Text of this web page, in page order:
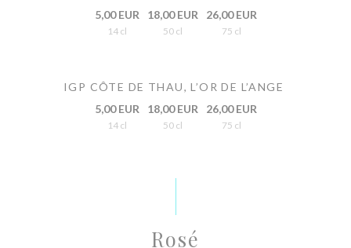
5,00 EUR
14 cl
18,00 EUR
50 cl
26,00 EUR
75 cl
IGP CÔTE DE THAU, L’OR DE L’ANGE
5,00 EUR
14 cl
18,00 EUR
50 cl
26,00 EUR
75 cl
Rosé